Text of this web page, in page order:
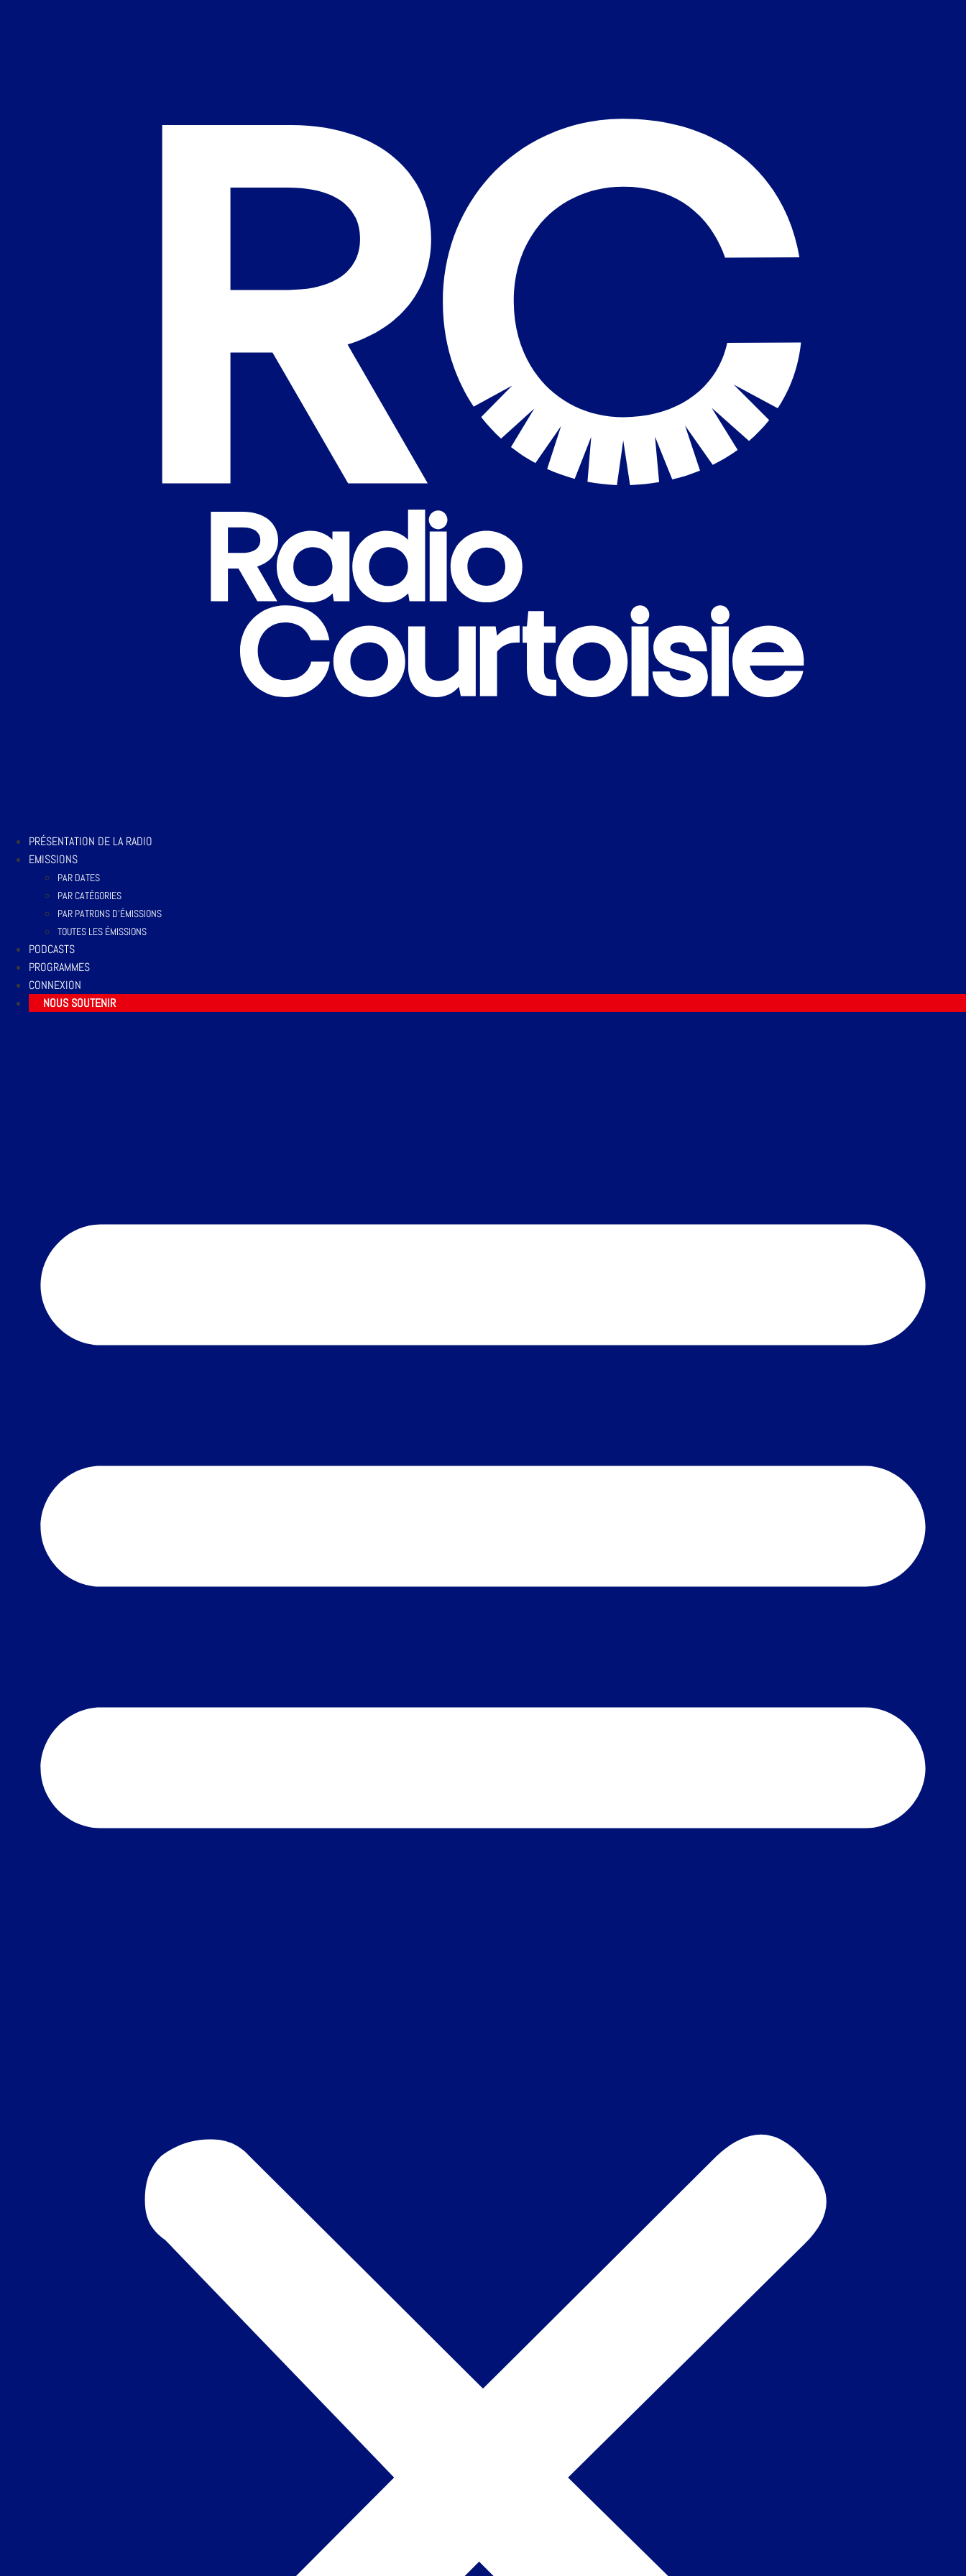
PRÉSENTATION DE LA RADIO
EMISSIONS
PAR DATES
PAR CATÉGORIES
PAR PATRONS D’ÉMISSIONS
TOUTES LES ÉMISSIONS
PODCASTS
PROGRAMMES
CONNEXION
NOUS SOUTENIR